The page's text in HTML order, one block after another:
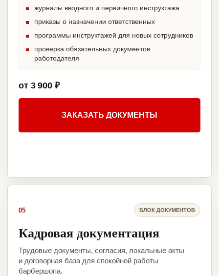
журналы вводного и первичного инструктажа
приказы о назначении ответственных
программы инструктажей для новых сотрудников
проверка обязательных документов
работодателя
от 3 900 ₽
ЗАКАЗАТЬ ДОКУМЕНТЫ
05 БЛОК ДОКУМЕНТОВ
Кадровая документация
Трудовые документы, согласия, локальные акты
и договорная база для спокойной работы
барбершопа.